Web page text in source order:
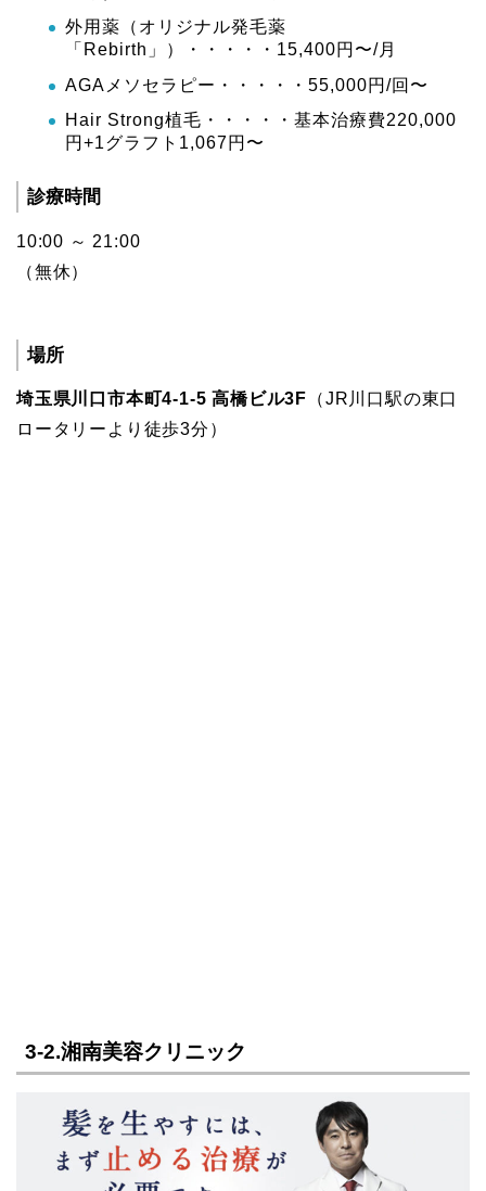
外用薬（オリジナル発毛薬
「Rebirth」）・・・・・15,400円〜/月
AGAメソセラピー・・・・・55,000円/回〜
Hair Strong植毛・・・・・基本治療費220,000
円+1グラフト1,067円〜
診療時間
10:00 ～ 21:00
（無休）
場所
埼玉県川口市本町4-1-5 高橋ビル3F （JR川口駅の東口
ロータリーより徒歩3分）
3-2.湘南美容クリニック